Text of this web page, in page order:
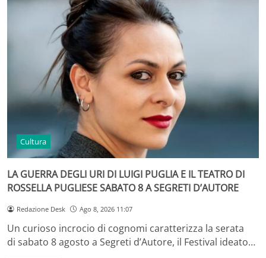
Cultura
LA GUERRA DEGLI URI DI LUIGI PUGLIA E IL TEATRO DI
ROSSELLA PUGLIESE SABATO 8 A SEGRETI D’AUTORE
Redazione Desk Ago 8, 2026 11:07
Un curioso incrocio di cognomi caratterizza la serata
di sabato 8 agosto a Segreti d’Autore, il Festival ideato…